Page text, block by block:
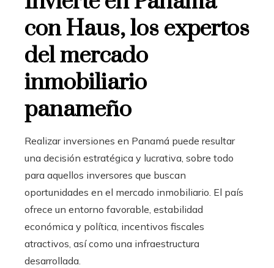
con Haus, los expertos
del mercado
inmobiliario
panameño
Realizar inversiones en Panamá puede resultar
una decisión estratégica y lucrativa, sobre todo
para aquellos inversores que buscan
oportunidades en el mercado inmobiliario. El país
ofrece un entorno favorable, estabilidad
económica y política, incentivos fiscales
atractivos, así como una infraestructura
desarrollada.